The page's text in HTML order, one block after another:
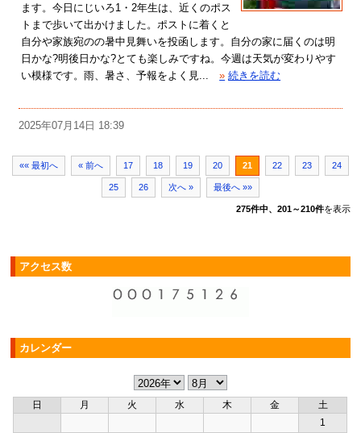
ます。今日にじいろ1・2年生は、近くのポス
トまで歩いて出かけました。ポストに着くと
自分や家族宛のの暑中見舞いを投函します。自分の家に届くのは明
日かな?明後日かな?とても楽しみですね。今週は天気が変わりやす
い模様です。雨、暑さ、予報をよく見...
» 続きを読む
2025年07月14日 18:39
«« 最初へ « 前へ 17 18 19 20 21 22 23 24
25 26 次へ » 最後へ »»
275件中、201～210件を表示
アクセス数
カレンダー
日 月 火 水 木 金
土
1